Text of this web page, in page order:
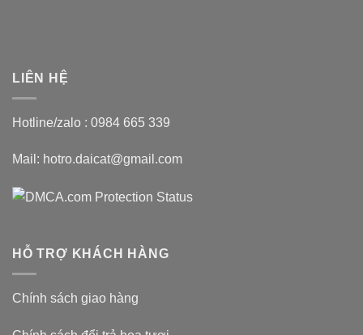
LIÊN HỆ
Hotline/zalo : 0984 665 339
Mail: hotro.daicat@gmail.com
HỖ TRỢ KHÁCH HÀNG
Chính sách giao hàng